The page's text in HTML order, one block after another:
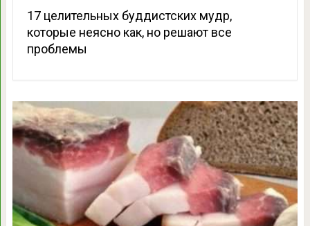
17 целительных буддистских мудр,
которые неясно как, но решают все
проблемы